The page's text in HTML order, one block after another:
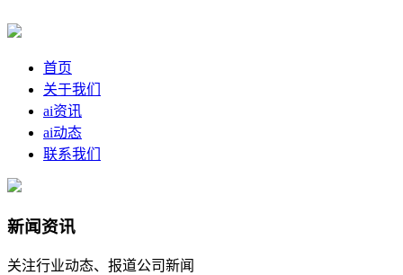
首页
关于我们
ai资讯
ai动态
联系我们
新闻资讯
关注行业动态、报道公司新闻